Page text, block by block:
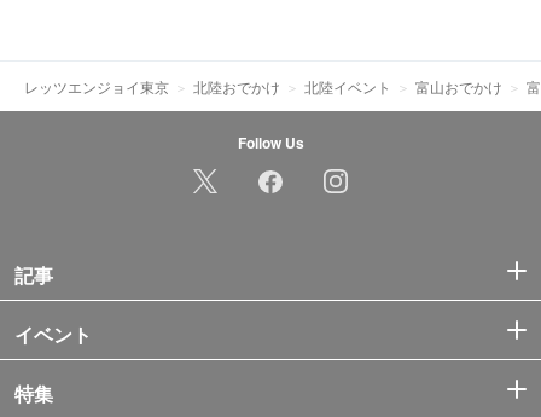
レッツエンジョイ東京 北陸おでかけ 北陸イベント 富山おでかけ
Follow Us
記事
イベント
特集